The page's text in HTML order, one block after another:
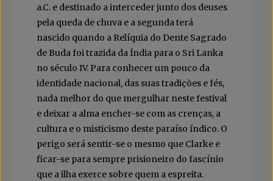
a.C. e destinado a interceder junto dos deuses
pela queda de chuva e a segunda terá
nascido quando a Relíquia do Dente Sagrado
de Buda foi trazida da Índia para o Sri Lanka
no século IV. Para conhecer um pouco da
identidade nacional, das suas tradições e fés,
nada melhor do que mergulhar neste festival
e deixar a alma encher-se com as crenças, a
cultura e o misticismo deste paraíso índico. O
perigo será sentir-se o mesmo que Clarke e
ficar-se para sempre prisioneiro do fascínio
que a ilha exerce sobre quem a espreita.